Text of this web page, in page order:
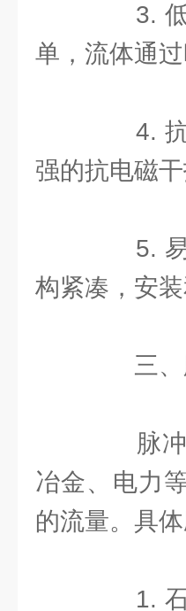
3. 低
单，流体通
4. 抗
强的抗电磁
5. 易
构紧凑，安装
三、
脉冲
冶金、电力
的流量。具体
1. 石